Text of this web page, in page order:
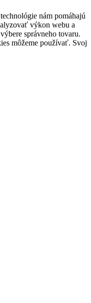
nám pomáhajú
výkon webu a
správneho tovaru.
môžeme používať. Svoj